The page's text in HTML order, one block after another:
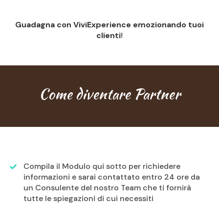
Guadagna con ViviExperience emozionando tuoi
clienti!
Compila il Modulo qui sotto per richiedere
informazioni e sarai contattato entro 24 ore da
un Consulente del nostro Team che ti fornirà
tutte le spiegazioni di cui necessiti
Come diventare Partner